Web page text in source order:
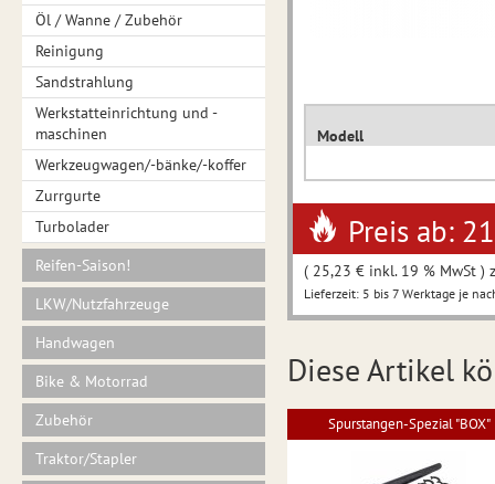
Öl / Wanne / Zubehör
Reinigung
Sandstrahlung
Werkstatteinrichtung und -
maschinen
Werkzeugwagen/-bänke/-koffer
Zurrgurte
Turbolader
Reifen-Saison!
LKW/Nutzfahrzeuge
Handwagen
Bike & Motorrad
Zubehör
Traktor/Stapler
Modell
Preis ab:
( 25,23 € inkl. 19 % MwSt )
Lieferzeit: 5 bis 7 Werktage je
Diese Artikel
Spurstangen-Spezial "BOX"